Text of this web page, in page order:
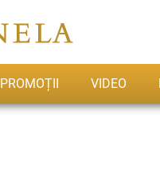
PROMOȚII VIDEO